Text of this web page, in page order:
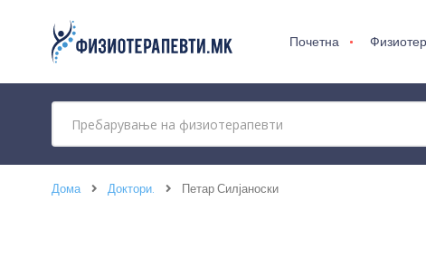
Почетна
Дома Доктори. Петар Силјаноски